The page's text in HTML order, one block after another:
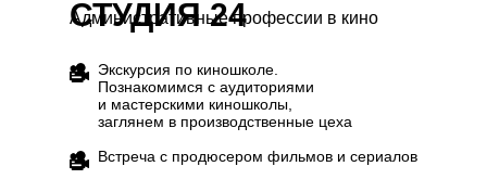
СТУДИЯ 24
Экскурсия по киношколе.
Познакомимся с аудиториями
и мастерскими киношколы,
заглянем в производственные цеха
Встреча с продюсером фильмов и сериалов
Административные профессии в кино